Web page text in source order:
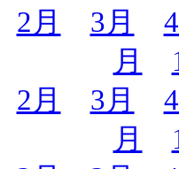
2月 3月
月
2月 3月
月